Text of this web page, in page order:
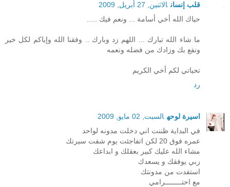
قلب إنسان الاثنين, 27 أبريل, 2009
حياك الله أخي أسامة ... ونعم فيك .....
ما شاء الله تبارك ... اللهم زد وبارك .. وفقنا الله وإياكم لكل خير
ونفع بك وزادك من فضله ونعمه
تحياتي لكم أخي الكريم
رد
اسيرة لوحه السبت, 02 مايو, 2009
في البداية ظننت اني دخلت مدونه لواحد
عمره فوق 20 لكن اتفاجئت يوم شفت سيرتك
مشاء الله عليك كبير بعقلك و ابداعك
ربي يوفقك و يسعدك
استفدت من مدونتك
مع احتــــــــرامي